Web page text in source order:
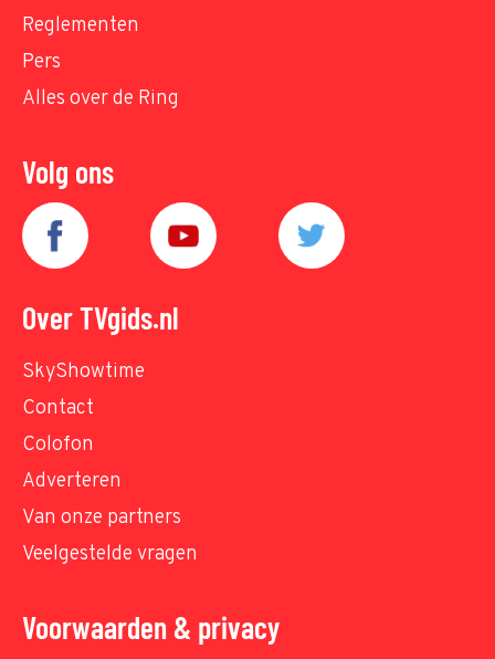
Reglementen
Pers
Alles over de Ring
Volg ons
Over TVgids.nl
SkyShowtime
Contact
Colofon
Adverteren
Van onze partners
Veelgestelde vragen
Voorwaarden & privacy